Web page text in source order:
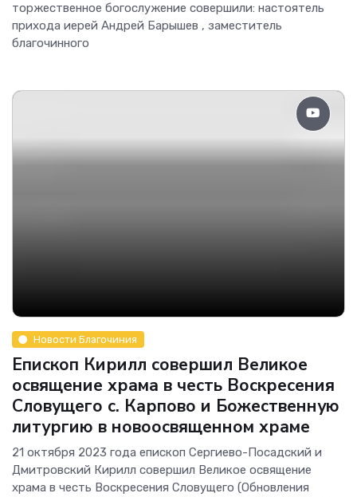
торжественное богослужение совершили: настоятель
прихода иерей Андрей Барышев , заместитель
благочинного
Новости Благочиния
Епископ Кирилл совершил Великое
освящение храма в честь Воскресения
Словущего с. Карпово и Божественную
литургию в новоосвященном храме
21 октября 2023 года епископ Сергиево-Посадский и
Дмитровский Кирилл совершил Великое освящение
храма в честь Воскресения Словущего (Обновления